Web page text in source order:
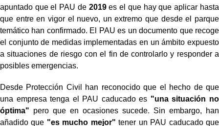
apuntado que el PAU de 2019es el que hay que aplicar hasta
que entre en vigor el nuevo, un extremo que desde el parque
temático han confirmado. El PAU es un documento que recoge
el conjunto de medidas implementadas en un ámbito expuesto
a situaciones de riesgo con el fin de controlarlo y responder a
posibles emergencias.
Desde Protección Civil han reconocido que el hecho de que
una empresa tenga el PAU caducado es "una situación no
óptima" pero que en ocasiones sucede. Sin embargo, han
añadido que "es mucho mejor" tener un PAU caducado que